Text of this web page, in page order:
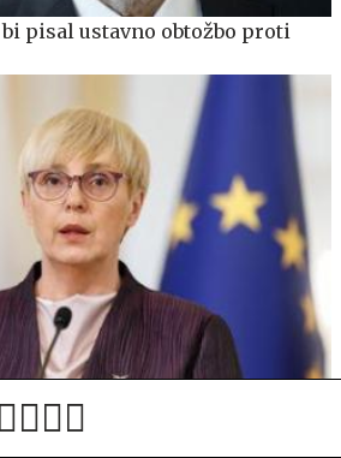
pisal ustavno obtožbo proti
Tisti trenutek, ko sta vstopili v